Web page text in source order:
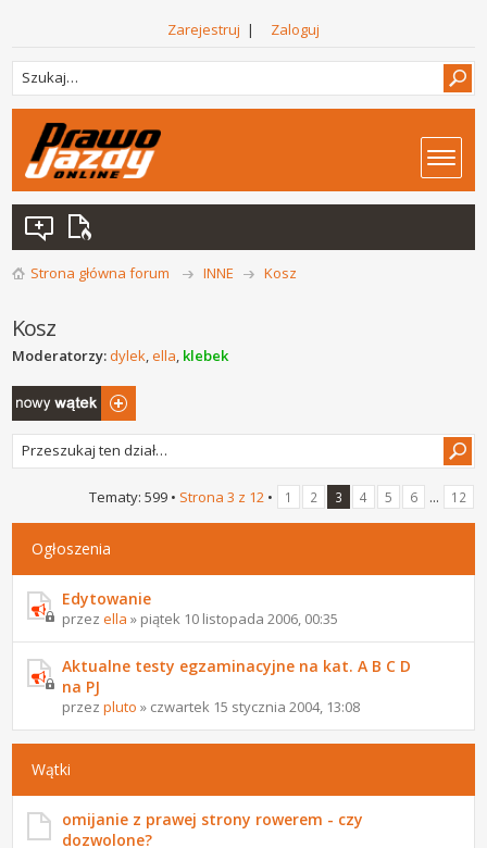
Zarejestruj | Zaloguj
Strona główna forum INNE Kosz
Kosz
Moderatorzy:dylek,ella, klebek
Napisz wątek
Tematy: 599 • Strona 3 z 12 • 1 2 3 4 5 6 ... 12
Ogłoszenia
Edytowanie
przezella » piątek 10 listopada 2006, 00:35
Aktualne testy egzaminacyjne na kat. A B C D
na PJ
przezpluto » czwartek 15 stycznia 2004, 13:08
Wątki
omijanie z prawej strony rowerem - czy
dozwolone?